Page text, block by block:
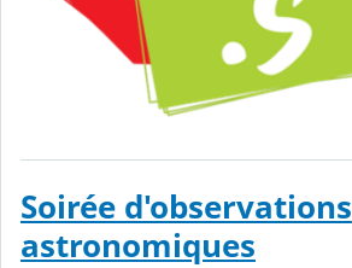
Soirée d'observations
astronomiques